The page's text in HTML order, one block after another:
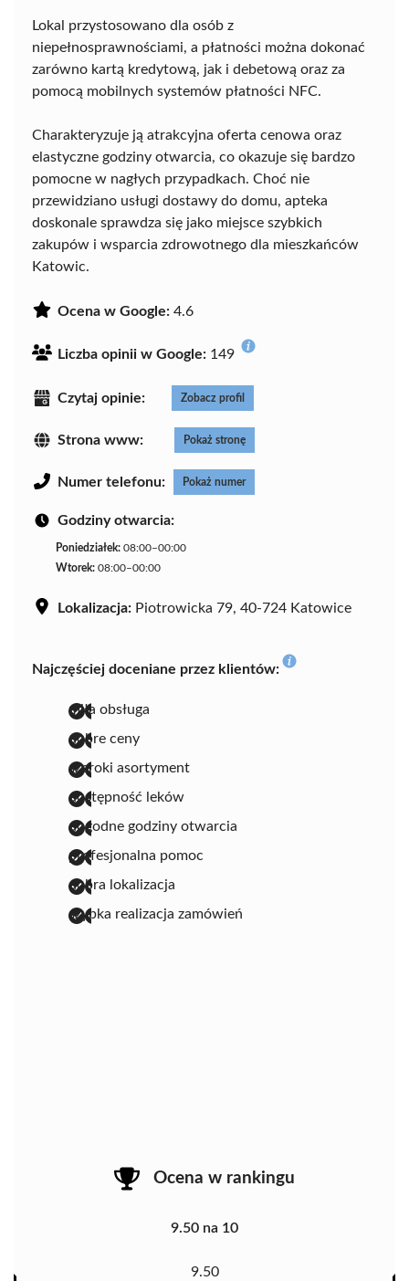
Lokal przystosowano dla osób z
niepełnosprawnościami, a płatności można dokonać
zarówno kartą kredytową, jak i debetową oraz za
pomocą mobilnych systemów płatności NFC.
Charakteryzuje ją atrakcyjna oferta cenowa oraz
elastyczne godziny otwarcia, co okazuje się bardzo
pomocne w nagłych przypadkach. Choć nie
przewidziano usługi dostawy do domu, apteka
doskonale sprawdza się jako miejsce szybkich
zakupów i wsparcia zdrowotnego dla mieszkańców
Katowic.
Ocena w Google: 4.6
Liczba opinii w Google: 149
Czytaj opinie: Zobacz profil
Strona www: Pokaż stronę
Numer telefonu: Pokaż numer
Godziny otwarcia:
Poniedziałek: 08:00–00:00
Wtorek: 08:00–00:00
Lokalizacja: Piotrowicka 79, 40-724 Katowice
Najczęściej doceniane przez klientów:
miła obsługa
dobre ceny
szeroki asortyment
dostępność leków
dogodne godziny otwarcia
profesjonalna pomoc
dobra lokalizacja
szybka realizacja zamówień
Ocena w rankingu
9.50 na 10
9.50